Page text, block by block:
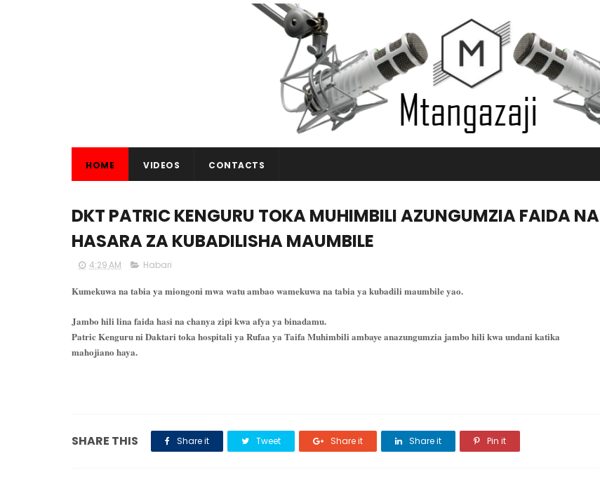
HOME VIDEOS CONTACTS
DKT PATRIC KENGURU TOKA MUHIMBILI AZUNGUMZIA FAIDA NA
HASARA ZA KUBADILISHA MAUMBILE
4:29 AM Habari
Kumekuwa na tabia ya miongoni mwa watu ambao wamekuwa na tabia ya kubadili maumbile yao.
Jambo hili lina faida hasi na chanya zipi kwa afya ya binadamu.
Patric Kenguru ni Daktari toka hospitali ya Rufaa ya Taifa Muhimbili ambaye anazungumzia jambo hili kwa undani katika
mahojiano haya.
SHARE THIS Share it Tweet Share it Share it Pin it